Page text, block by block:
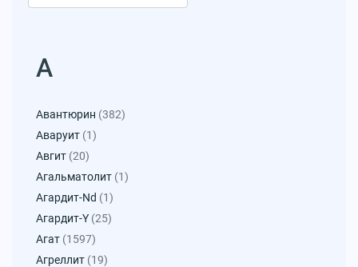
А
Авантюрин (382)
Аваруит (1)
Авгит (20)
Агальматолит (1)
Агардит-Nd (1)
Агардит-Y (25)
Агат (1597)
Агреллит (19)